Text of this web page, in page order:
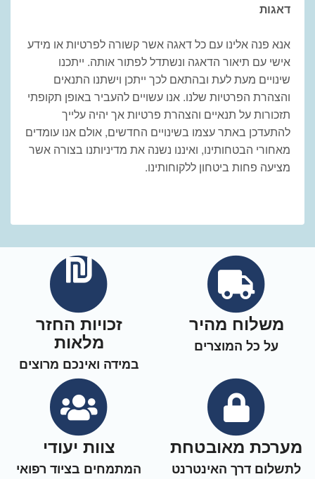
דאגות
אנא פנה אלינו עם כל דאגה אשר קשורה לפרטיות או מידע
אישי עם תיאור הדאגה ונשתדל לפתור אותה. ייתכנו
שינויים מעת לעת ובהתאם לכך ייתכן וישתנו התנאים
והצהרת הפרטיות שלנו. אנו עשויים להעביר באופן תקופתי
תזכורות על תנאיים והצהרת פרטיות אך יהיה עלייך
להתעדכן באתר עצמו בשינויים החדשים, אולם אנו עומדים
מאחורי הבטחותינו, ואיננו נשנה את מדיניותנו בצורה אשר
מציעה פחות ביטחון ללקוחותינו.
משלוח מהיר
על כל המוצרים
זכויות החזר
מלאות
במידה ואינכם מרוצים
מערכת מאובטחת
לתשלום דרך האינטרנט
צוות יעודי
המתמחים בציוד רפואי